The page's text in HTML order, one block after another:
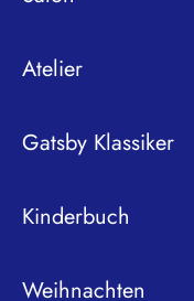
Atelier
Gatsby Klassiker
Kinderbuch
Weihnachten